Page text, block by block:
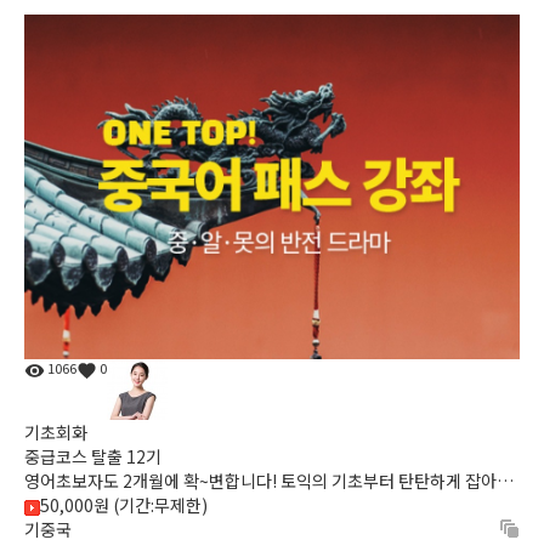
1066 0
기초회화
중급코스 탈출 12기
영어초보자도 2개월에 확~변합니다! 토익의 기초부터 탄탄하게 잡아주
어 다음 단계를 수강할 때 어려움이 없도록 확실히 알려드리는 ...
50,000원 (기간:무제한)
기중국